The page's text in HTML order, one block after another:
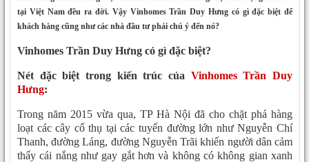
tại Việt Nam đều ra đời. Vậy Vinhomes Trần Duy Hưng có gì đặc biệt để
khách hàng cũng như các nhà đầu tư phải chú ý đến nó?
Vinhomes Trần Duy Hưng có gì đặc biệt?
Nét đặc biệt trong kiến trúc của Vinhomes Trần Duy
Hưng:
Trong năm 2015 vừa qua, TP Hà Nội đã cho chặt phá hàng
loạt các cây cổ thụ tại các tuyến đường lớn như Nguyễn Chí
Thanh, đường Láng, đường Nguyễn Trãi khiến người dân cảm
thấy cái nắng như gay gắt hơn và không có không gian xanh